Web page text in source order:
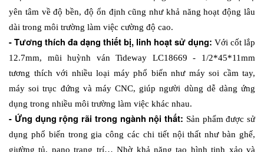
yên tâm về độ bền, độ ổn định cũng như khả năng hoạt động lâu
dài trong môi trường làm việc cường độ cao.
- Tương thích đa dạng thiết bị, linh hoạt sử dụng: Với cốt lắp
12.7mm, mũi huỳnh ván Tideway LC18669 - 1/2*45*11mm
tương thích với nhiều loại máy phổ biến như máy soi cầm tay,
máy soi trục đứng và máy CNC, giúp người dùng dễ dàng ứng
dụng trong nhiều môi trường làm việc khác nhau.
- Ứng dụng rộng rãi trong ngành nội thất: Sản phẩm được sử
dụng phổ biến trong gia công các chi tiết nội thất như bàn ghế,
giường tủ, pano trang trí… Nhờ khả năng tạo hình tinh xảo và